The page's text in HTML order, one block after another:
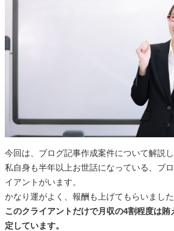
今回は、ブログ記事作成案件について解説し
私自身も半年以上お世話になっている、ブ
イアントがいます。
かなり運がよく、報酬も上げてもらいました
このクライアントだけで月収の4割程度は
定しています。